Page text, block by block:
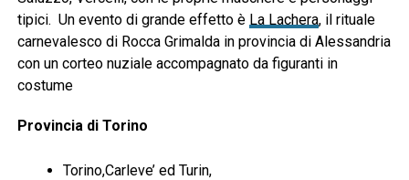
tipici. Un evento di grande effetto è La Lachera, il rituale
carnevalesco di Rocca Grimalda in provincia di Alessandria
con un corteo nuziale accompagnato da figuranti in
costume
Provincia di Torino
Torino,Carleve’ ed Turin,